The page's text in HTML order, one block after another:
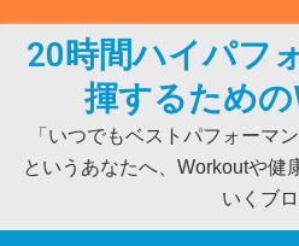
20時間ハイパフ
揮するための
「いつでもベストパフォーマ
というあなたへ、Workoutや健
いくブ